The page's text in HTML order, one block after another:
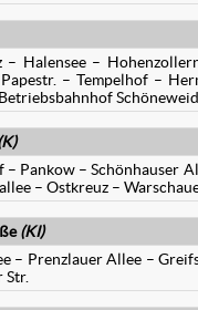
Halensee –
– Tempelhof –
Pankow – Schönhauser
– Ostkreuz –
(KI)
– Prenzlauer Allee –
Str.